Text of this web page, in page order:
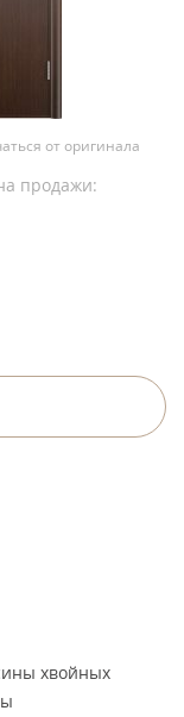
от оригинала
продажи:
хвойных